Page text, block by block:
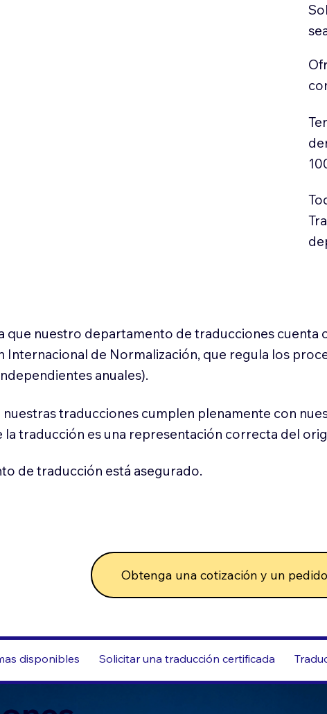
que nuestro departamento de traducciones cuenta
Internacional de Normalización, que regula los
anuales).
traducciones cumplen plenamente con
la traducción es una representación correcta del
de traducción está asegurado.
Obtenga una cotización y un
disponibles Solicitar una traducción certificada